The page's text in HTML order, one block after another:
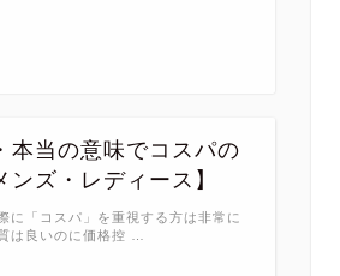
本当の意味でコスパの
ズ・レディース】
に「コスパ」を重視する方は非常に
は良いのに価格控 …